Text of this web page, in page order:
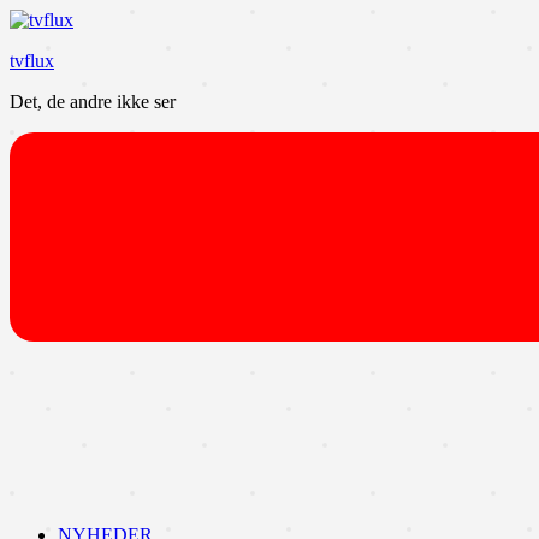
Videre
indhold
tvflux
Det, de andre ikke ser
NYHEDER